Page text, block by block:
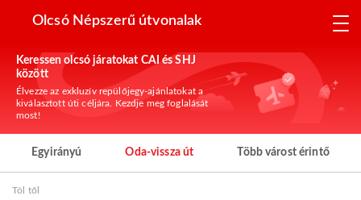
Olcsó Népszerű útvonalak
Keressen olcsó járatokat CAI és SHJ
között
Élvezze az exkluzív repülőjegy-ajánlatokat a
kiválasztott úti céljára. Kezdje meg foglalását
most!
Egyirányú Oda-vissza út Több várost érintő
Tól től